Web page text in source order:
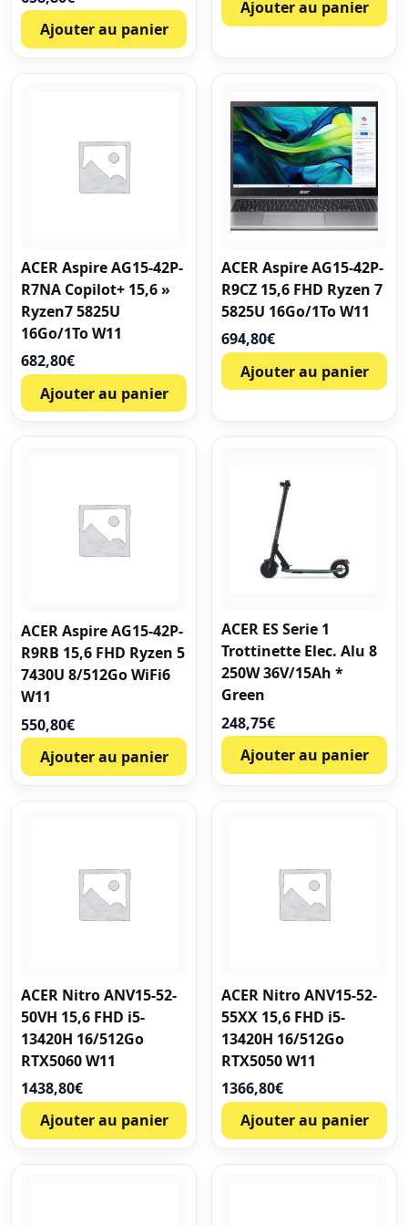
Ajouter au panier
Ajouter au panier
ACER Aspire AG15-42P-
R7NA Copilot+ 15,6 »
Ryzen7 5825U
16Go/1To W11
682,80€
Ajouter au panier
ACER Aspire AG15-42P-
R9CZ 15,6 FHD Ryzen 7
5825U 16Go/1To W11
694,80€
Ajouter au panier
ACER Aspire AG15-42P-
R9RB 15,6 FHD Ryzen 5
7430U 8/512Go WiFi6
W11
550,80€
Ajouter au panier
ACER ES Serie 1
Trottinette Elec. Alu 8
250W 36V/15Ah *
Green
248,75€
Ajouter au panier
ACER Nitro ANV15-52-
50VH 15,6 FHD i5-
13420H 16/512Go
RTX5060 W11
1438,80€
Ajouter au panier
ACER Nitro ANV15-52-
55XX 15,6 FHD i5-
13420H 16/512Go
RTX5050 W11
1366,80€
Ajouter au panier